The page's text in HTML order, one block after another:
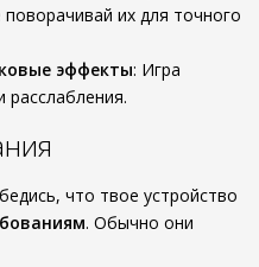
их для точного
эффекты: Игра
что твое устройство
. Обычно они